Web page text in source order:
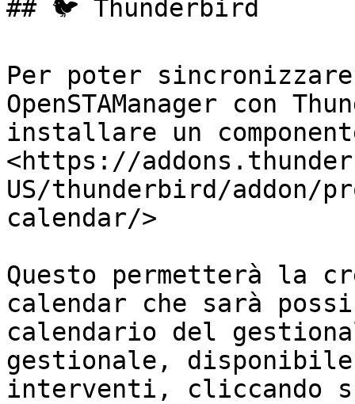
## 🐦 Thunderbird
Per poter
OpenSTAManager con
installare un
<https://
US/thunderbird/addon/
calendar/>
Questo permetterà la
calendar che sarà
calendario del
gestionale,
interventi, cliccando